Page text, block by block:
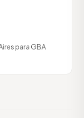
para GBA